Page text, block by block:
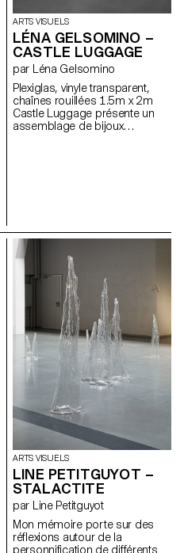
m’extraire du cadre, à souligner
ses limites. Lié au public, mon
travail explore notre relation à
l’espace autant architectural
que politique. Par le biais de la
performance, j’installe un climat
de tension avec les
spectateur·x·ice·s. Je cherche
autant à apaiser qu’à
perturber… Je n’ai pas la
ARTS VISUELS
LÉNA GELSOMINO –
CASTLE LUGGAGE
par Léna Gelsomino
Plexiglas, vinyle transparent,
chaînes rouillées 1.5m x 2m
Castle Luggage présente un
assemblage de bijoux
propre histoire. Taillées sur
mesure, ces parures créent un
jeu et un dialogue entre les
mythes et le sujet qui les conte.
Ce long ornement se glisse sur
une installation scénique
transparente, de laquelle
émergent les dessins de ces
châteaux et de ces îlots
oniriques, laissant ainsi
parfaitement apparaître ce lieu
d’expression autonome qui
appelle à notre propre
mémoire, à nos souvenirs
singuliers, à notre imagination.
ARTS VISUELS
LINE PETITGUYOT –
STALACTITE
par Line Petitguyot
Mon mémoire porte sur des
réflexions autour de la
personnification de différents